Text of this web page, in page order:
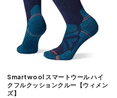
Smartwool スマートウール ハイ
クフルクッションクルー【ウィメン
ズ】